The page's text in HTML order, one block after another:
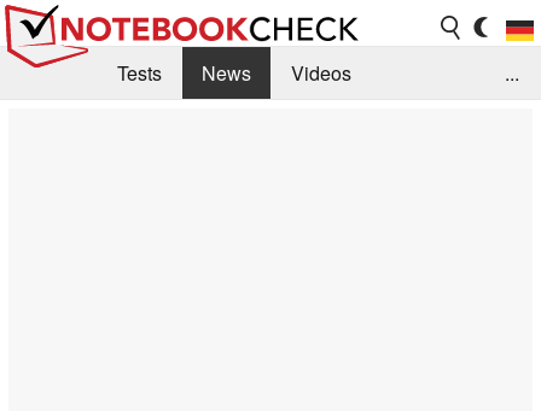
Tests News
Videos
...